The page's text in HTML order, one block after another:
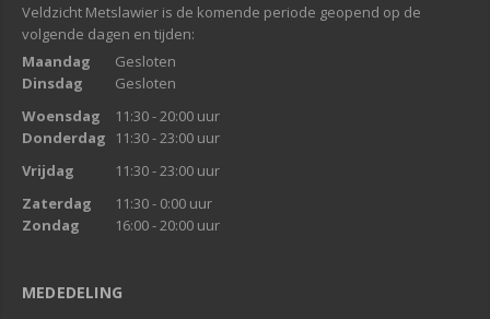
Veldzicht Metslawier is de komende periode geopend op de
volgende dagen en tijden:
Maandag
Gesloten
Dinsdag
Gesloten
Woensdag
11:30 - 20:00 uur
Donderdag
11:30 - 23:00 uur
Vrijdag
11:30 - 23:00 uur
Zaterdag
11:30 - 0:00 uur
Zondag
16:00 - 20:00 uur
MEDEDELING